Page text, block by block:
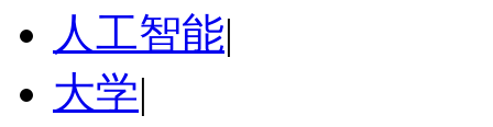
人工智能|
大学|